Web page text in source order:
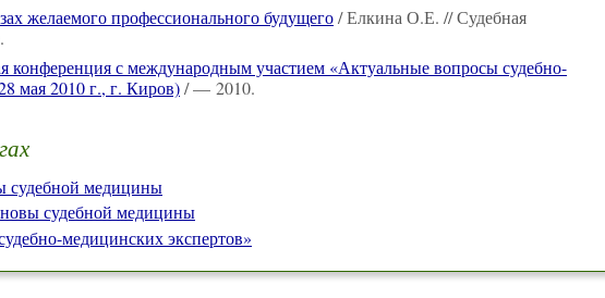
желаемого профессионального будущего/ Елкина О.Е. // Судебная
конференция с международным участием «Актуальные вопросы судебно-
мая 2010 г., г. Киров)/ — 2010.
судебной медицины
судебной медицины
медицинских экспертов»